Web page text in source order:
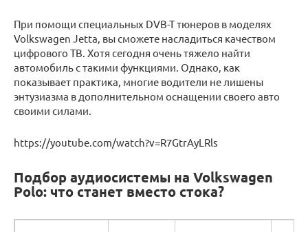
При помощи специальных DVB-T тюнеров в моделях
Volkswagen Jetta, вы сможете насладиться качеством
цифрового ТВ. Хотя сегодня очень тяжело найти
автомобиль с такими функциями. Однако, как
показывает практика, многие водители не лишены
энтузиазма в дополнительном оснащении своего авто
своими силами.
https://youtube.com/watch?v=R7GtrAyLRls
Подбор аудиосистемы на Volkswagen
Polo: что станет вместо стока?